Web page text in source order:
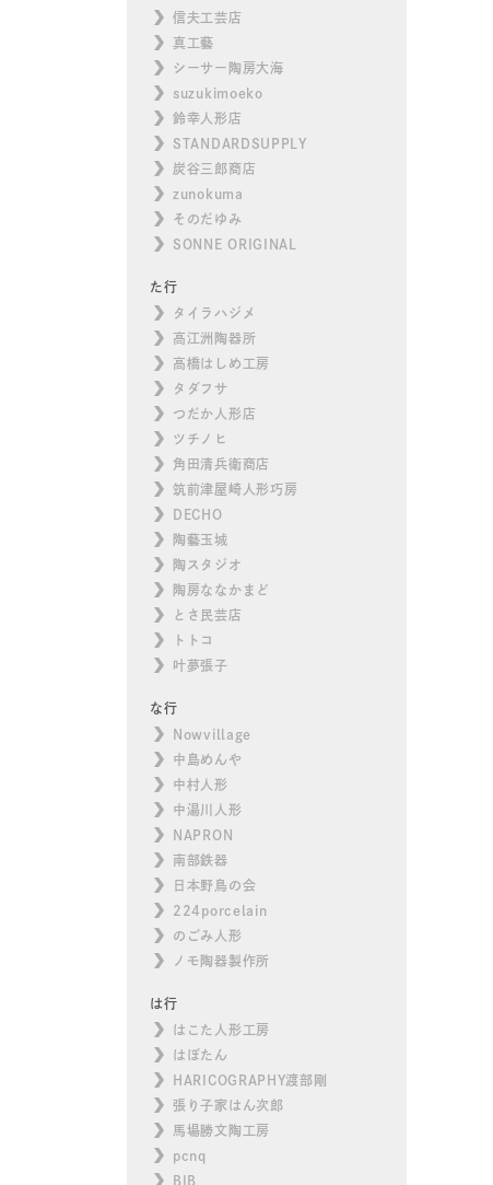
信夫工芸店
真工藝
シーサー陶房大海
suzukimoeko
鈴幸人形店
STANDARDSUPPLY
炭谷三郎商店
zunokuma
そのだゆみ
SONNE ORIGINAL
た行
タイラハジメ
高江洲陶器所
高橋はしめ工房
タダフサ
つだか人形店
ツチノヒ
角田清兵衛商店
筑前津屋崎人形巧房
DECHO
陶藝玉城
陶スタジオ
陶房ななかまど
とさ民芸店
トトコ
叶夢張子
な行
Nowvillage
中島めんや
中村人形
中湯川人形
NAPRON
南部鉄器
日本野鳥の会
224porcelain
のごみ人形
ノモ陶器製作所
は行
はこた人形工房
はぼたん
HARICOGRAPHY渡部剛
張り子家はん次郎
馬場勝文陶工房
pcnq
BIB